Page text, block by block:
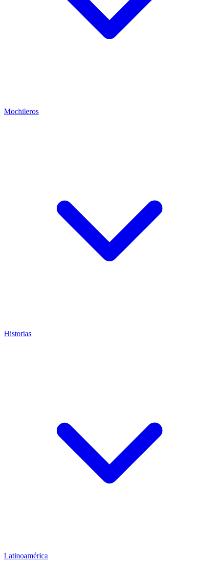
Mochileros
Historias
Latinoamérica